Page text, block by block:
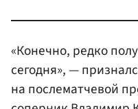
«Конечно, редко
сегодня», —
на послематчевой